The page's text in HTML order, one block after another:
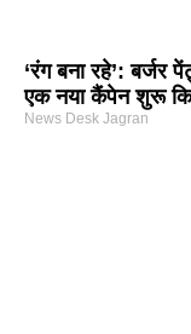
‘रंग बना रहे’: बर्जर
एक नया कैंपेन शुरू
News Desk Jagran